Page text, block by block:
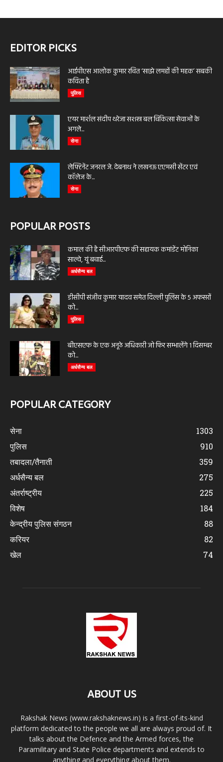
EDITOR PICKS
आईपीएस आलोक कुमार रचित ‘साझे लमहों की महक’ सबकी
कविता है
पुलिस
एयर मार्शल संदीप थरेजा सशस्त्र बल चिकित्सा सेवाओं के
अगले...
सेना
लेफ्टिनेंट जनरल जे. देबनाथ ने लखनऊ एएमसी सेंटर एवं
कॉलेज के...
सेना
POPULAR POSTS
कमाल की है सीआरपीएफ की सहायक कमांडेंट मोनिका
साल्वे, यूं बचाई...
अर्धसैन्य बल
डीसीपी संजीव कुमार यादव समेत दिल्ली पुलिस के 5 अफसरों
को...
पुलिस
बीएसएफ के एक अनूठे अधिकारी जो फिर सम्भालेंगे 1 दिसम्बर
को...
अर्धसैन्य बल
POPULAR CATEGORY
सेना
1303
पुलिस
910
तबादला/तैनाती
359
अर्धसैन्य बल
275
अंतर्राष्ट्रीय
225
विशेष
184
केन्द्रीय पुलिस संगठन
88
करियर
82
खेल
74
ABOUT US
Rakshak News (www.rakshaknews.in) is a first-of-its-kind
platform dedicated to the people we all are always proud of. It
talks about the Defence and the Armed forces, the
Paramilitary and State Police departments and extends to
anything and everything about them.